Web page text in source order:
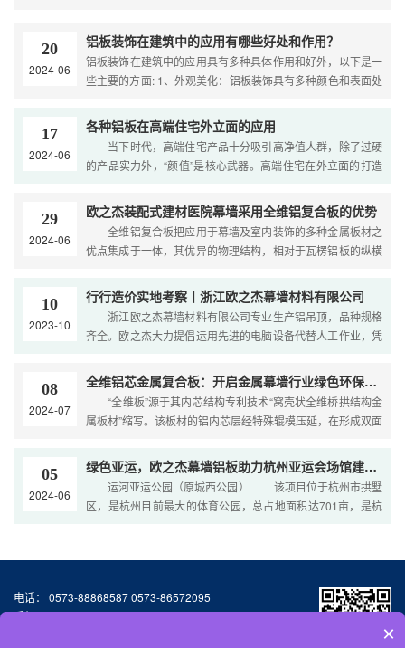
20
2024-06
铝板装饰在建筑中的应用有哪些好处和作用？
铝板装饰在建筑中的应用具有多种具体作用和好外，以下是一
些主要的方面: 1、外观美化：铝板装饰具有多种颜色和表面处
更加美观、现代……
17
2024-06
各种铝板在高端住宅外立面的应用
当下时代，高端住宅产品十分吸引高净值人群，除了过硬
的产品实力外，“颜值”是核心武器。高端住宅在外立面的打造
升级，力求为居住……
29
2024-06
欧之杰装配式建材医院幕墙采用全维铝复合板的优势
全维铝复合板把应用于幕墙及室内装饰的多种金属板材之
优点集成于一体，其优异的物理结构，相对于瓦楞铝板的纵横
铝单板的饰面单一……
10
2023-10
行行造价实地考察丨浙江欧之杰幕墙材料有限公司
浙江欧之杰幕墙材料有限公司专业生产铝吊顶，品种规格
齐全。欧之杰大力提倡运用先进的电脑设备代替人工作业，凭
08
2024-07
全维铝芯金属复合板：开启金属幕墙行业绿色环保新建材的新纪元！
“全维板”源于其内芯结构专利技术“窝壳状全维桥拱结构金
属板材”缩写。该板材的铝内芯层经特殊辊模压延，在形成双面
半窝壳状连续性……
05
2024-06
绿色亚运，欧之杰幕墙铝板助力杭州亚运会场馆建筑之美
运河亚运公园（原城西公园） 该项目位于杭州市拱墅
区，是杭州目前最大的体育公园，总占地面积达701亩，是杭
电话： 0573-88868587 0573-86572095
手机：13064776677
×